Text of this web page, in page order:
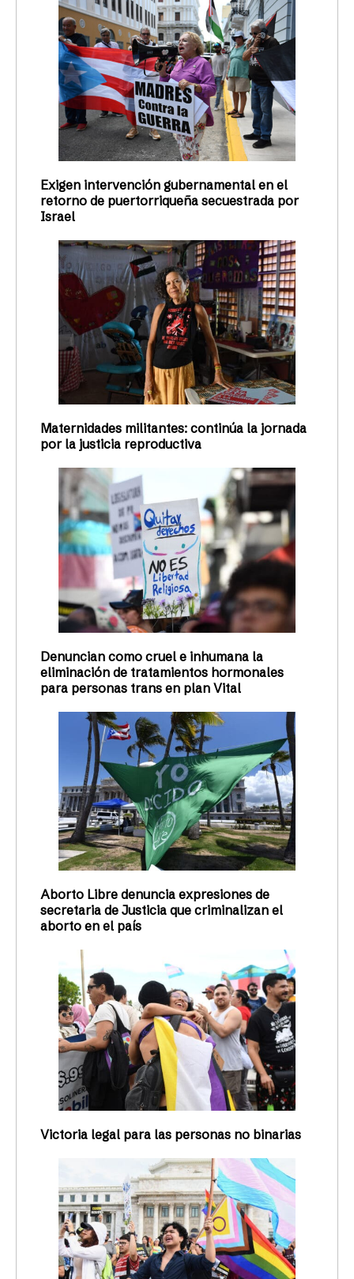
Exigen intervención gubernamental en el
retorno de puertorriqueña secuestrada por
Israel
Maternidades militantes: continúa la jornada
por la justicia reproductiva
Denuncian como cruel e inhumana la
eliminación de tratamientos hormonales
para personas trans en plan Vital
Aborto Libre denuncia expresiones de
secretaria de Justicia que criminalizan el
aborto en el país
Victoria legal para las personas no binarias